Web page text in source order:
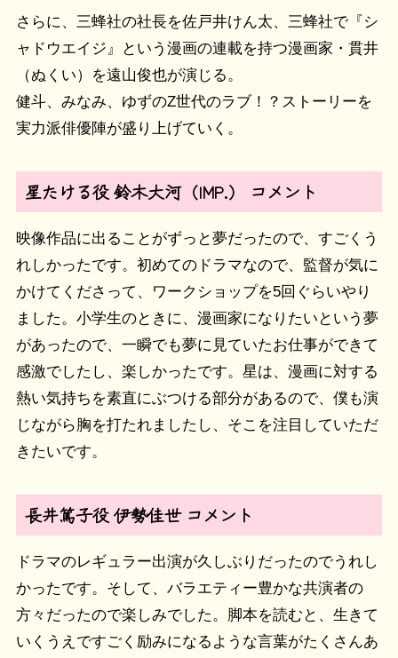
さらに、三蜂社の社長を佐戸井けん太、三蜂社で『シ
ャドウエイジ』という漫画の連載を持つ漫画家・貫井
（ぬくい）を遠山俊也が演じる。
健斗、みなみ、ゆずのZ世代のラブ！？ストーリーを
実力派俳優陣が盛り上げていく。
星たける役 鈴木大河（IMP.） コメント
映像作品に出ることがずっと夢だったので、すごくう
れしかったです。初めてのドラマなので、監督が気に
かけてくださって、ワークショップを5回ぐらいやり
ました。小学生のときに、漫画家になりたいという夢
があったので、一瞬でも夢に見ていたお仕事ができて
感激でしたし、楽しかったです。星は、漫画に対する
熱い気持ちを素直にぶつける部分があるので、僕も演
じながら胸を打たれましたし、そこを注目していただ
きたいです。
長井篤子役 伊勢佳世 コメント
ドラマのレギュラー出演が久しぶりだったのでうれし
かったです。そして、バラエティー豊かな共演者の
方々だったので楽しみでした。脚本を読むと、生きて
いくうえですごく励みになるような言葉がたくさんあ